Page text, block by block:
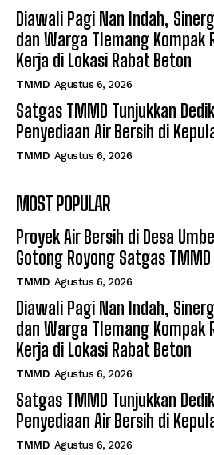
Diawali Pagi Nan Indah,
dan Warga Tlemang Kompak
Kerja di Lokasi Rabat Beton
TMMD Agustus 6, 2026
Satgas TMMD Tunjukkan
Penyediaan Air Bersih di
TMMD Agustus 6, 2026
MOST POPULAR
Proyek Air Bersih di Desa
Gotong Royong Satgas TMMD
TMMD Agustus 6, 2026
Diawali Pagi Nan Indah,
dan Warga Tlemang Kompak
Kerja di Lokasi Rabat Beton
TMMD Agustus 6, 2026
Satgas TMMD Tunjukkan
Penyediaan Air Bersih di
TMMD Agustus 6, 2026